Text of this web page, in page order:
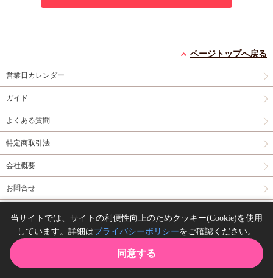
ページトップへ戻る
営業日カレンダー
ガイド
よくある質問
特定商取引法
会社概要
お問合せ
Copyright(C) comicomi studio. All right reserved.
当サイトでは、サイトの利便性向上のためクッキー(Cookie)を使用
しています。詳細はプライバシーポリシーをご確認ください。
同意する